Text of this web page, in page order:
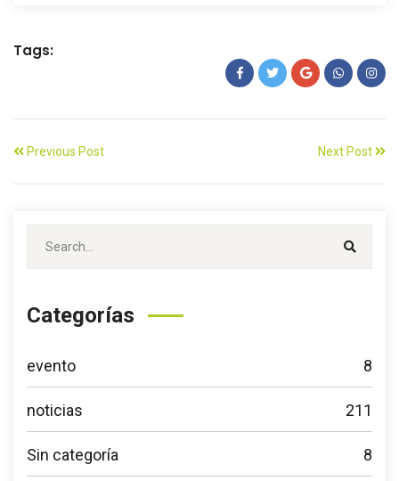
Tags:
Previous Post Next Post
Categorías
evento 8
noticias 211
Sin categoría 8